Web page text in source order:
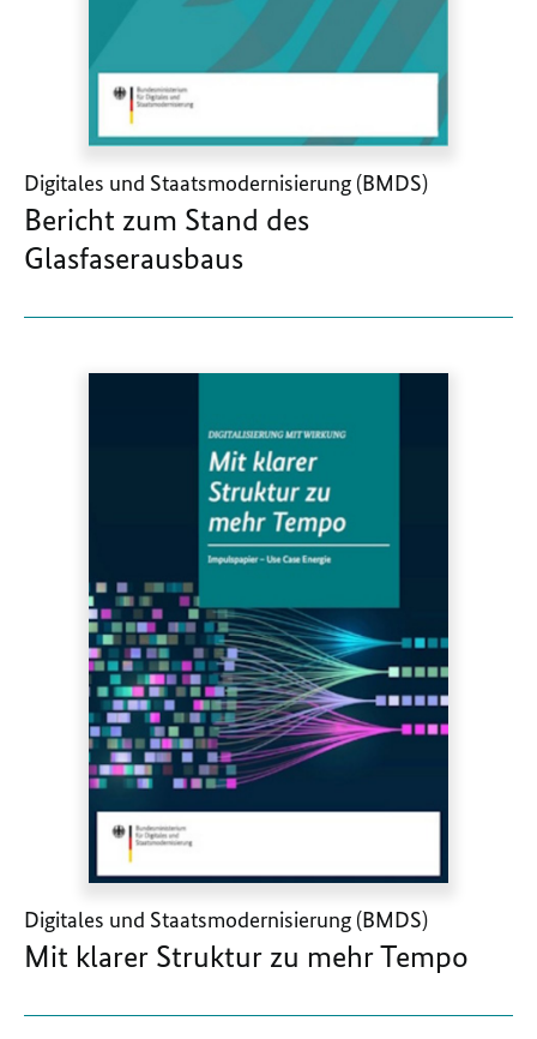
Digitales und Staatsmodernisierung (BMDS)
Bericht zum Stand des
Glasfaserausbaus
Digitales und Staatsmodernisierung (BMDS)
Mit klarer Struktur zu mehr Tempo